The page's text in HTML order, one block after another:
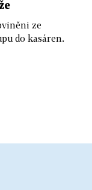
ze
do kasáren.